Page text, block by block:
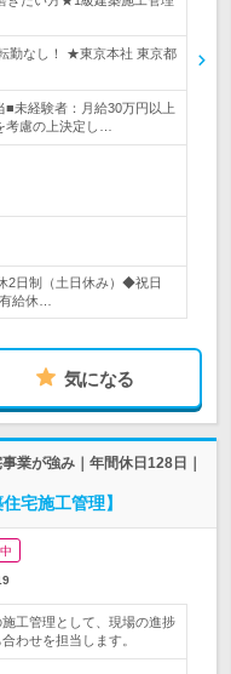
勤なし！ ★東京本社 東京都
未経験者：月給30万円以上
慮の上決定し…
日制（土日休み）◆祝日
給休…
気になる
業が強み｜年間休日128日｜
宅施工管理】
工管理として、現場の進捗
わせを担当します。